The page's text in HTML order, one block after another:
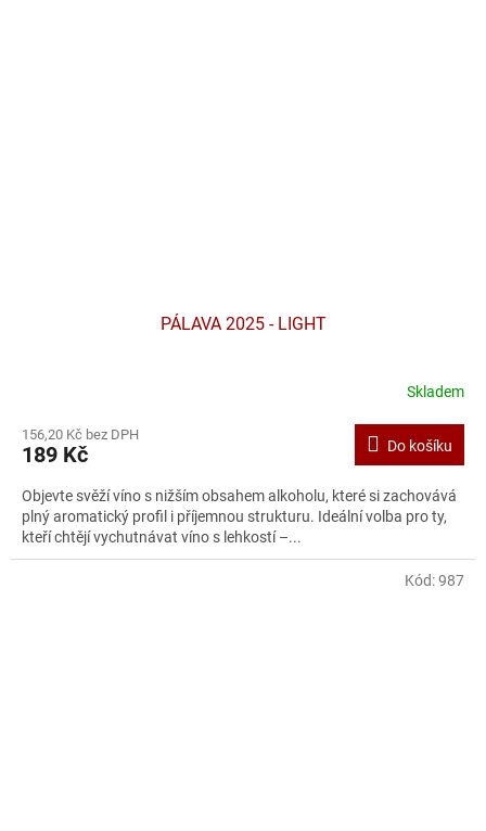
PÁLAVA 2025 - LIGHT
Skladem
156,20 Kč bez DPH
189 Kč Do košíku
Objevte svěží víno s nižším obsahem alkoholu, které si zachovává
plný aromatický profil i příjemnou strukturu. Ideální volba pro ty,
kteří chtějí vychutnávat víno s lehkostí –...
Kód:987